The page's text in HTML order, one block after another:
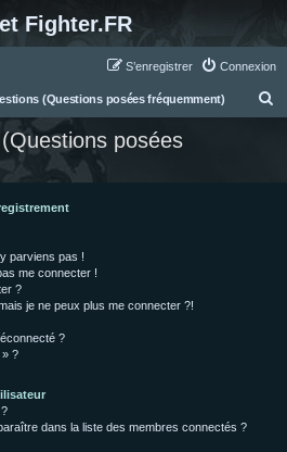
Fighter.FR
Connexion
S’enregistrer
(Questions posées fréquemment)
posées
parviens pas !
me connecter !
?
je ne peux plus me connecter ?!
?
» ?
dans la liste des membres connectés ?